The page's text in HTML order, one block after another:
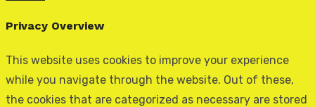
Privacy Overview
This website uses cookies to improve your experience
while you navigate through the website. Out of these,
the cookies that are categorized as necessary are stored